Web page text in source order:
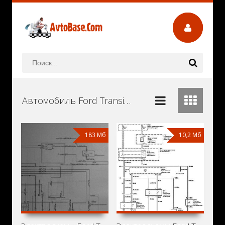
Автомобиль Ford Transit MK6 Руководства и Инструкции по Ремонту и Эксплуатации Скачать Бесплатно
183 Мб 10,2 Мб